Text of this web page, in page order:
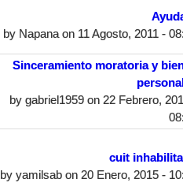
by Napanaon 11 Agosto, 2011 -
Sinceramiento moratoria y
by gabriel1959on 22 Febrero,
cuit
by yamilsabon 20 Enero, 2015 -